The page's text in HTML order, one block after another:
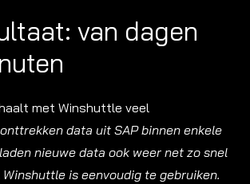
van dagen
met Winshuttle veel
onttrekken data uit SAP binnen enkele
nieuwe data ook weer net zo snel
is eenvoudig te gebruiken.